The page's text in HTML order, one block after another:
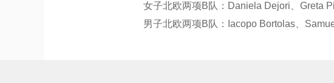
女子北欧两项B队：Daniela Dejori、Greta
男子北欧两项B队：Iacopo Bortolas、Samuel